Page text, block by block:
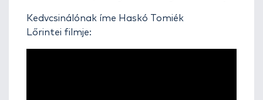
Kedvcsinálónak íme Haskó Tomiék
Lőrintei filmje: